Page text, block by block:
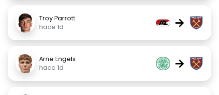
Troy Parrott
hace 1d
→
Arne Engels
hace 1d
→